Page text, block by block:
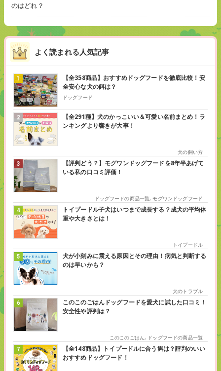
のはどれ？
よく読まれる人気記事
【全358商品】おすすめドッグフードを徹底比較！安
全安心な犬の餌は？
ドッグフード
【全291種】犬のかっこいい＆可愛い名前まとめ！ラ
ンキングより響きが大事！
犬の飼い方
【評判どう？】モグワンドッグフードを8年半あげて
いる私の口コミ評価！
ドッグフードの商品一覧,モグワンドッグフード
トイプードル子犬はいつまで成長する？成犬の平均体
重や大きさとは！
トイプードル
犬が小刻みに震える原因とその理由！病気と判断する
のは早いかも？
犬のトラブル
このこのごはんドッグフードを愛犬に試した口コミ！
安全性や評判は？
このこのごはん, ドッグフードの商品一覧
【全148商品】トイプードルに合う餌は？評判のいい
おすすめドッグフード！